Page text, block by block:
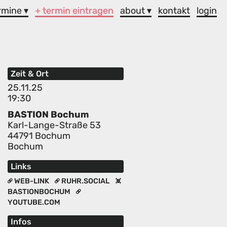
▾ + termin eintragen about ▾ kontakt login
Zeit & Ort
25.11.25
19:30
BASTION Bochum
Karl-Lange-Straße 53
44791 Bochum
Bochum
Links
WEB-LINK
RUHR.SOCIAL
BASTIONBOCHUM
YOUTUBE.COM
Infos